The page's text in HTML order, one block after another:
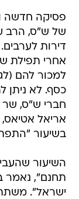
פסיקה חדשה
של ש"ס, הרב
דירות
אחרי תפילת
למכור להם
כסף. לא ניתן
חברי ש"ס, שר
אריאל
בשיעור
השיעור
תחנם", נאמר
ישראל".